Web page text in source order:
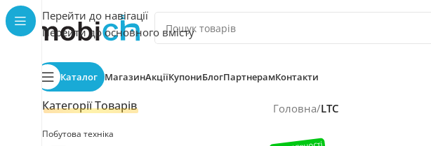
Перейти до навігації
Перейти до основного вмісту
Каталог МагазинАкціїКупониБлогПартнерамКонтакти
Категорії Товарів
Побутова техніка
Головна/LTC